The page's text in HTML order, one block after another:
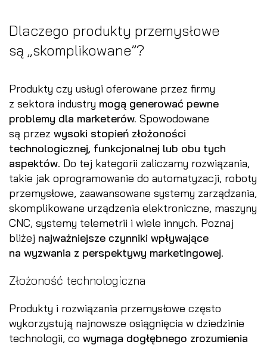
Dlaczego produkty przemysłowe
są „skomplikowane”?
Produkty czy usługi oferowane przez firmy
z sektora industry mogą generować pewne
problemy dla marketerów. Spowodowane
są przez wysoki stopień złożoności
technologicznej, funkcjonalnej lub obu tych
aspektów. Do tej kategorii zaliczamy rozwiązania,
takie jak oprogramowanie do automatyzacji, roboty
przemysłowe, zaawansowane systemy zarządzania,
skomplikowane urządzenia elektroniczne, maszyny
CNC, systemy telemetrii i wiele innych. Poznaj
bliżej najważniejsze czynniki wpływające
na wyzwania z perspektywy marketingowej.
Złożoność technologiczna
Produkty i rozwiązania przemysłowe często
wykorzystują najnowsze osiągnięcia w dziedzinie
technologii, co wymaga dogłębnego zrozumienia